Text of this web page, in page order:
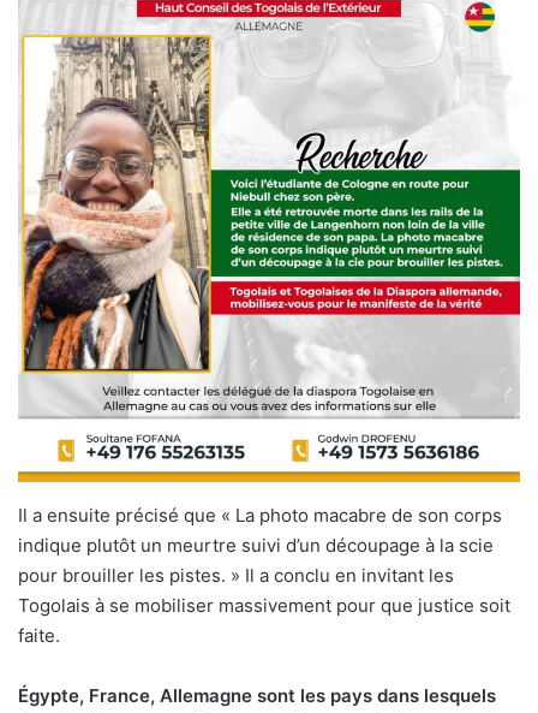
Il a ensuite précisé que « La photo macabre de son corps
indique plutôt un meurtre suivi d’un découpage à la scie
pour brouiller les pistes. » Il a conclu en invitant les
Togolais à se mobiliser massivement pour que justice soit
faite.
Égypte, France, Allemagne sont les pays dans lesquels